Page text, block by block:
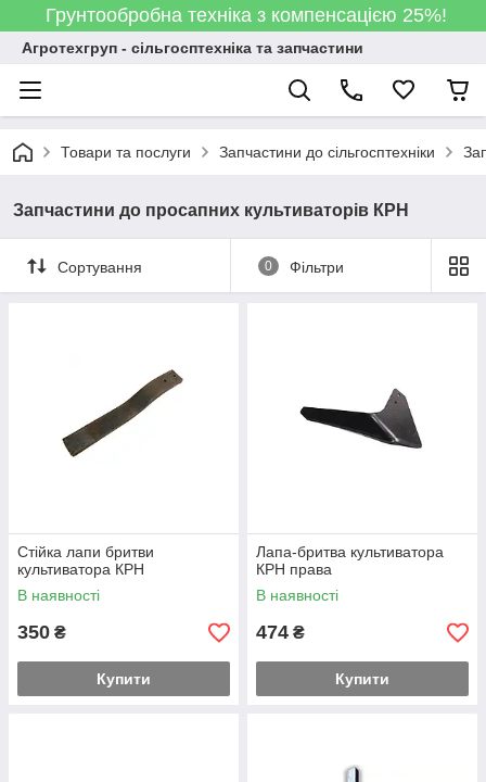
Грунтообробна техніка з компенсацією 25%!
Агротехгруп - сільгосптехніка та запчастини
Товари та послуги Запчастини до сільгосптехніки
Запчастини до просапних культиваторів КРН
Сортування 0 Фільтри
Стійка лапи бритви
культиватора КРН
В наявності
350 ₴
Купити
Лапа-бритва культиватора
КРН права
В наявності
474 ₴
Купити